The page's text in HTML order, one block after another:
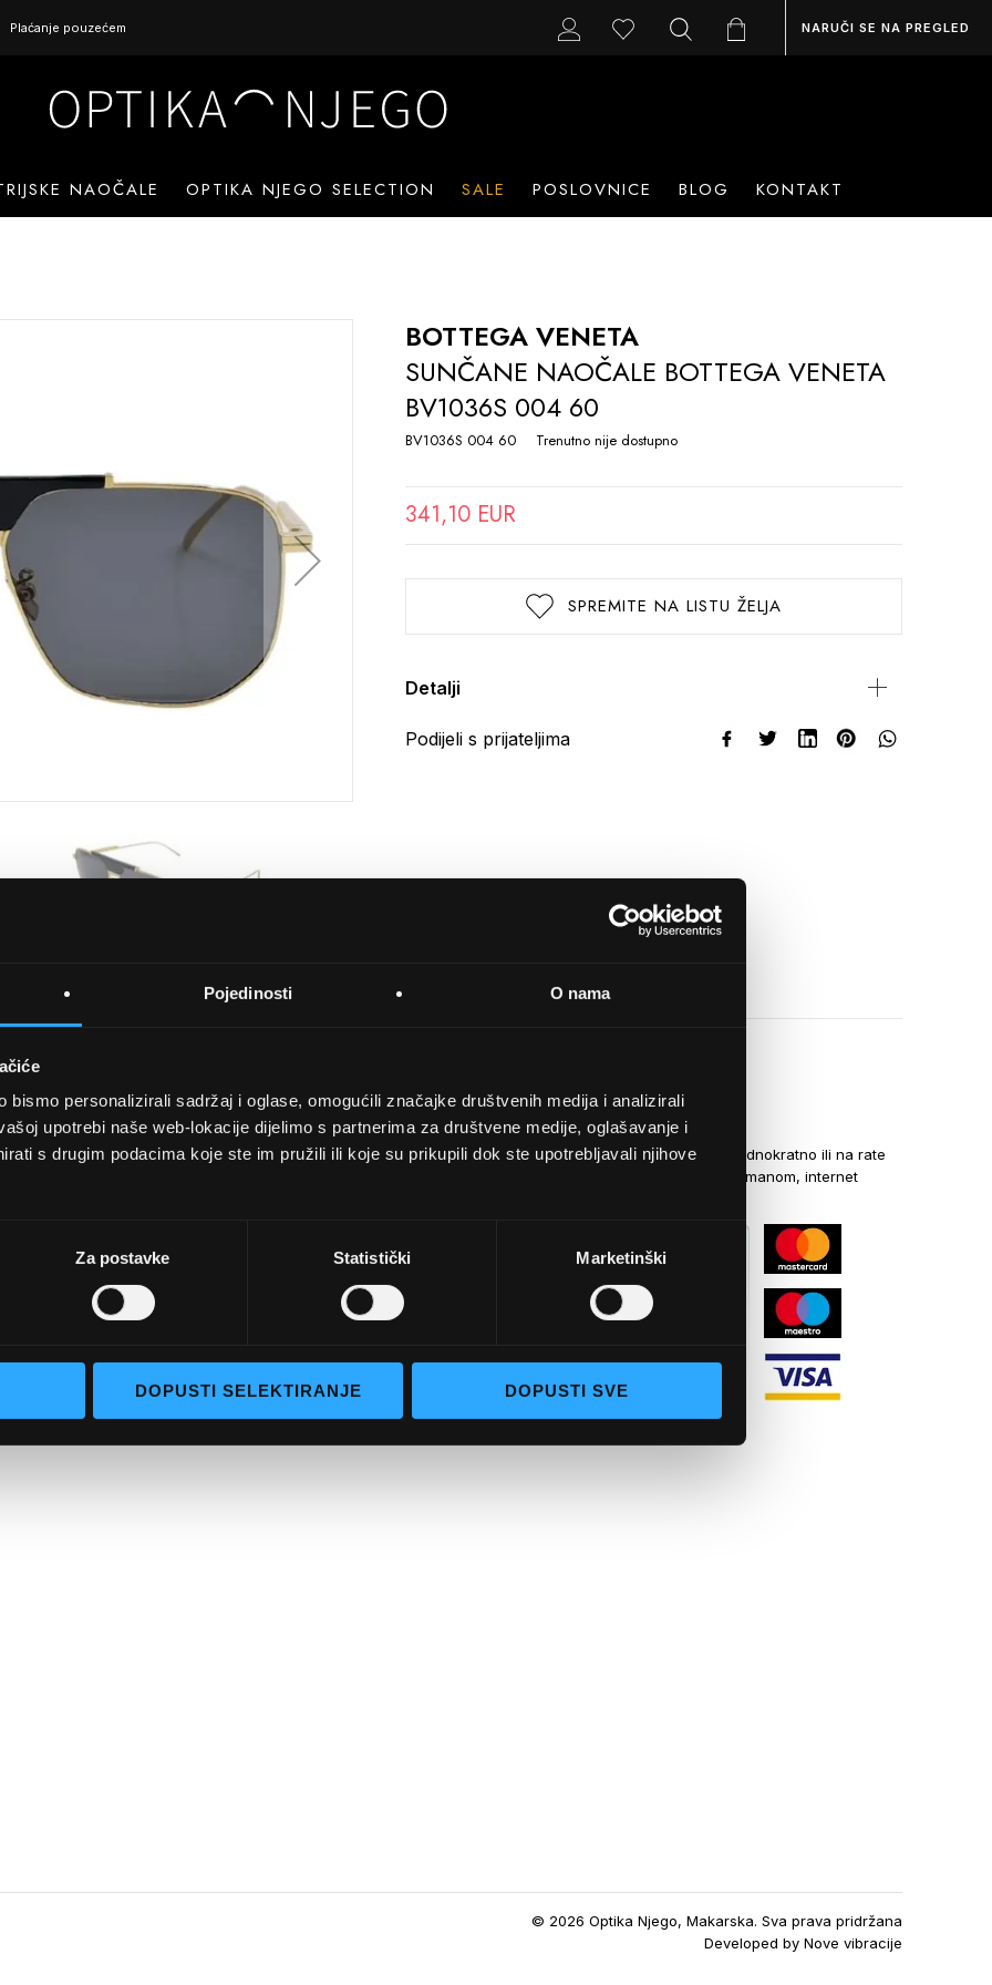
Pojedinosti O nama
bismo personalizirali sadržaj i oglase, omogućili značajke društvenih medija i analizirali
upotrebi naše web-lokacije dijelimo s partnerima za društvene medije, oglašavanje i
s drugim podacima koje ste im pružili ili koje su prikupili dok ste upotrebljavali njihove
Za postavke Statistički Marketinški
DOPUSTI SELEKTIRANJE DOPUSTI SVE
Plaćanje pouzećem NARUČI SE NA PREGLED
NAOČALE OPTIKA NJEGO SELECTION SALE POSLOVNICE BLOG KONTAKT
BOTTEGA VENETA
SUNČANE NAOČALE BOTTEGA VENETA
BV1036S 004 60
BV1036S 004 60 Trenutno nije dostupno
341,10 EUR
SPREMITE NA LISTU ŽELJA
Detalji
Podijeli s prijateljima
selection
UVJETI KUPNJE
Opći uvjeti poslovanja
Napredno pretraživanje
Narudžbe i povrati
NAČINI PLAĆANJA
Kreditnim karticama jednokratno ili na rate
općom uplatnicom, virmanom, internet
© 2026 Optika Njego, Makarska. Sva prava pridržana
Developed byNove vibracije